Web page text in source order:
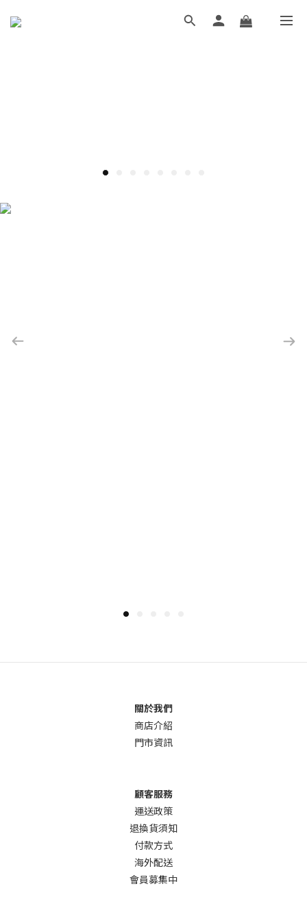
關於我們
商店介紹
門市資訊
顧客服務
運送政策
退換貨須知
付款方式
海外配送
會員募集中